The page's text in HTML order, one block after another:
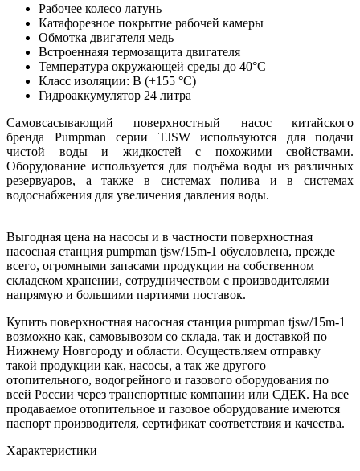
Рабочее колесо латунь
Катафорезное покрытие рабочей камеры
Обмотка двигателя медь
Встроеннаяя термозащита двигателя
Температура окружающей среды до 40°C
Класс изоляции: B (+155 °C)
Гидроаккумулятор 24 литра
Самовсасывающий поверхностный насос китайского
бренда Pumpman серии TJSW используются для подачи
чистой воды и жидкостей с похожими свойствами.
Оборудование используется для подъёма воды из различных
резервуаров, а также в системах полива и в системах
водоснабжения для увеличения давления воды.
Выгодная цена на насосы и в частности поверхностная
насосная станция pumpman tjsw/15m-1 обусловлена, прежде
всего, огромными запасами продукции на собственном
складском хранении, сотрудничеством с производителями
напрямую и большими партиями поставок.
Купить поверхностная насосная станция pumpman tjsw/15m-1
возможно как, самовывозом со склада, так и доставкой по
Нижнему Новгороду и области. Осуществляем отправку
такой продукции как, насосы, а так же другого
отопительного, водогрейного и газового оборудования по
всей России через транспортные компании или СДЕК. На все
продаваемое отопительное и газовое оборудование имеются
паспорт производителя, сертификат соответствия и качества.
Характеристики